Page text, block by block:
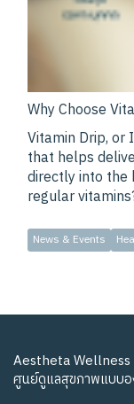
Why Choose
Vitamin Drip, or
that helps
directly into the
regular
News & Events
Aestheta
ศูนย์ดูแลสุขภาพแบบอ